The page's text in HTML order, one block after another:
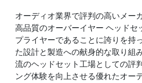
オーディオ業界で評判の高いメー
高品質のオーバーイヤー ヘッドセ
プライヤーであることに誇りを持
た設計と製造への献身的な取り組
流のヘッドセット工場としての評
ング体験を向上させる優れたオー